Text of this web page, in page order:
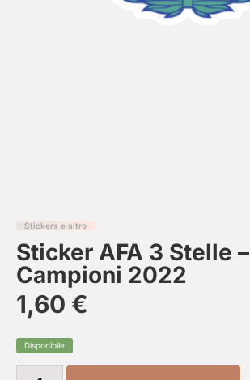
Stickers e altro
Sticker AFA 3 Stelle –
Campioni 2022
1,60 €
Disponibile